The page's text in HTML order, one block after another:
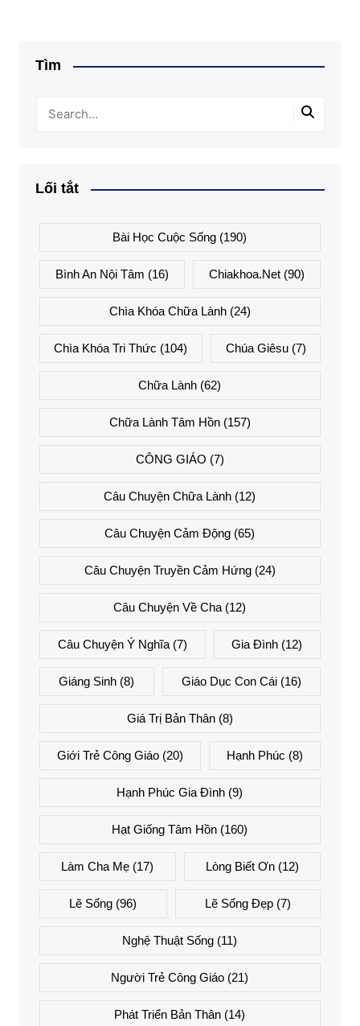
Tìm
Lối tắt
Bài Học Cuộc Sống (190)
Bình An Nội Tâm (16) Chiakhoa.net (90)
Chìa Khóa Chữa Lành(24)
Chìa Khóa Tri Thức (104) Chúa Giêsu(7)
Chữa Lành (62)
Chữa Lành Tâm Hồn(157)
CÔNG GIÁO (7)
Câu Chuyện Chữa Lành (12)
Câu Chuyện Cảm Động (65)
Câu Chuyện Truyền Cảm Hứng(24)
Câu Chuyện Về Cha (12)
Câu Chuyện Ý Nghĩa(7) Gia Đình (12)
Giáng Sinh (8) Giáo Dục Con Cái(16)
Giá Trị Bản Thân(8)
Giới Trẻ Công Giáo(20) Hạnh Phúc (8)
Hạnh Phúc Gia Đình (9)
Hạt Giống Tâm Hồn (160)
Làm Cha Mẹ (17) Lòng Biết Ơn(12)
Lẽ Sống (96) Lẽ Sống Đẹp(7)
Nghệ Thuật Sống (11)
Người Trẻ Công Giáo (21)
Phát Triển Bản Thân (14)